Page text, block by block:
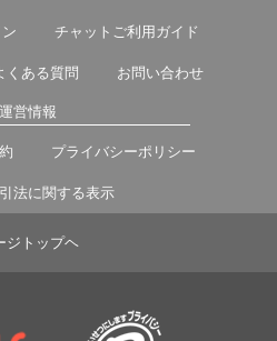
チャットご利用ガイド
くある質問 お問い合わせ
運営情報
プライバシーポリシー
法に関する表示
ジトップヘ